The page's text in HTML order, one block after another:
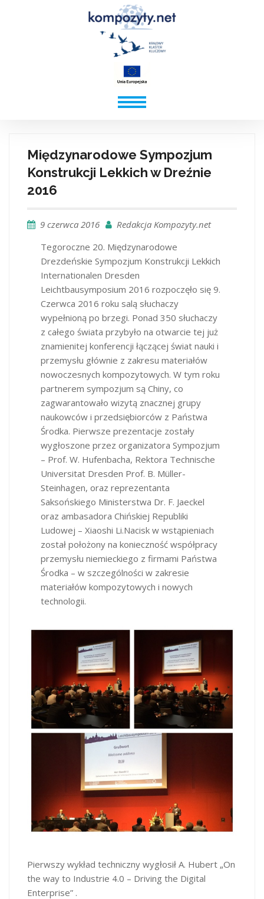
Międzynarodowe Sympozjum
Konstrukcji Lekkich w Dreźnie
2016
9 czerwca 2016
Redakcja Kompozyty.net
Tegoroczne 20. Międzynarodowe
Drezdeńskie Sympozjum Konstrukcji Lekkich
Internationalen Dresden
Leichtbausymposium 2016 rozpoczęło się 9.
Czerwca 2016 roku salą słuchaczy
wypełnioną po brzegi. Ponad 350 słuchaczy
z całego świata przybyło na otwarcie tej już
znamienitej konferencji łączącej świat nauki i
przemysłu głównie z zakresu materiałów
nowoczesnych kompozytowych. W tym roku
partnerem sympozjum są Chiny, co
zagwarantowało wizytą znacznej grupy
naukowców i przedsiębiorców z Państwa
Środka. Pierwsze prezentacje zostały
wygłoszone przez organizatora Sympozjum
– Prof. W. Hufenbacha, Rektora Technische
Universitat Dresden Prof. B. Müller-
Steinhagen, oraz reprezentanta
Saksońskiego Ministerstwa Dr. F. Jaeckel
oraz ambasadora Chińskiej Republiki
Ludowej – Xiaoshi Li.Nacisk w wstąpieniach
został położony na konieczność współpracy
przemysłu niemieckiego z firmami Państwa
Środka – w szczególności w zakresie
materiałów kompozytowych i nowych
technologii.
Pierwszy wykład techniczny wygłosił A. Hubert „On
the way to Industrie 4.0 – Driving the Digital
Enterprise” .